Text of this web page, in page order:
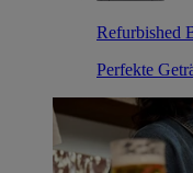
Refurbished
Perfekte